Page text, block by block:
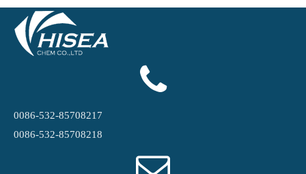
0086-532-85708217
0086-532-85708218